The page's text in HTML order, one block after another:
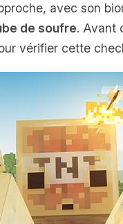
avec son
de soufre. Avant
vérifier cette